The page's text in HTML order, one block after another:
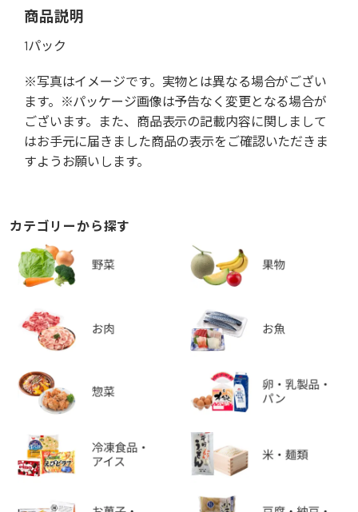
商品説明
1パック
※写真はイメージです。実物とは異なる場合がござい
ます。※パッケージ画像は予告なく変更となる場合が
ございます。また、商品表示の記載内容に関しまして
はお手元に届きました商品の表示をご確認いただきま
すようお願いします。
カテゴリーから探す